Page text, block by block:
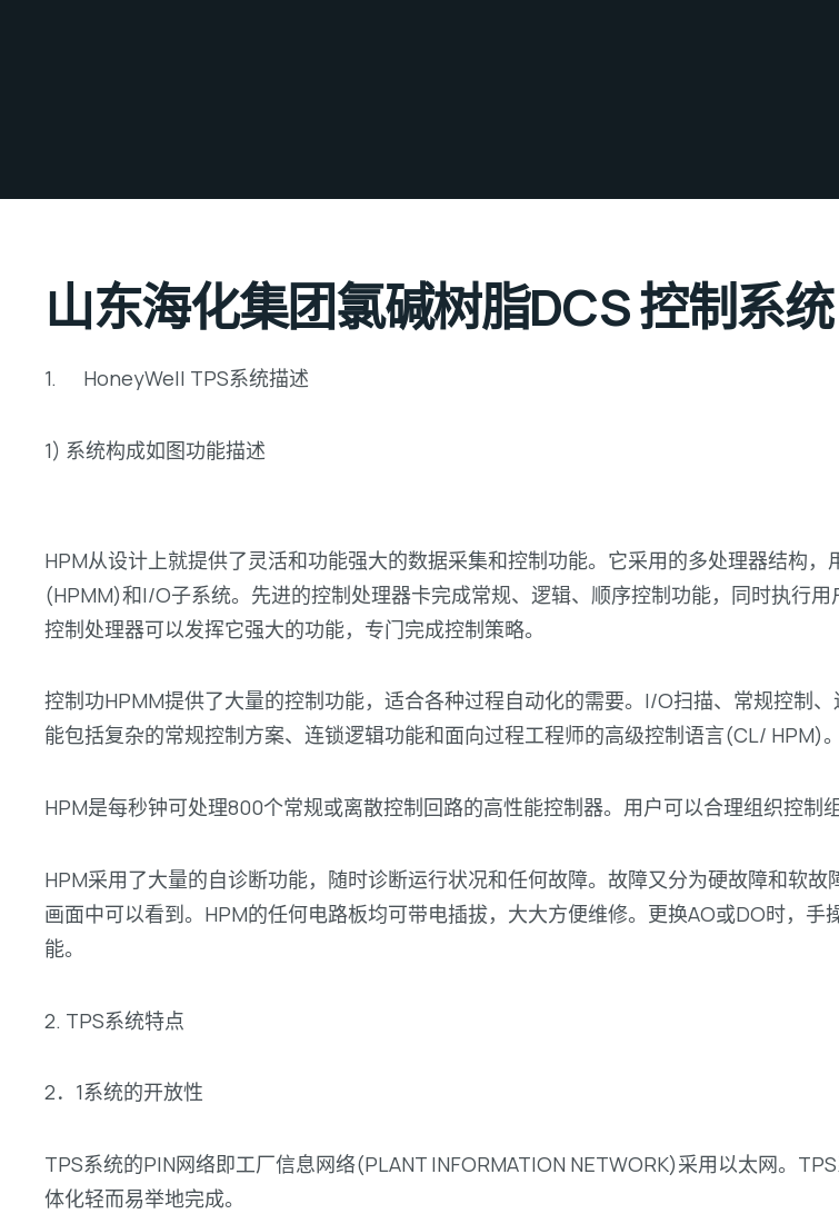
山东海化集团氯碱树脂DCS 控制系统
1. HoneyWell TPS系统描述
1) 系统构成如图功能描述
HPM从设计上就提供了灵活和功能强大的数据采集和控制功能。它采用的多处理器结构
(HPMM)和I/O子系统。先进的控制处理器卡完成常规、逻辑、顺序控制功能，同时执行
控制处理器可以发挥它强大的功能，专门完成控制策略。
控制功HPMM提供了大量的控制功能，适合各种过程自动化的需要。I/O扫描、常规控制
能包括复杂的常规控制方案、连锁逻辑功能和面向过程工程师的高级控制语言(CL/ HPM)。
HPM是每秒钟可处理800个常规或离散控制回路的高性能控制器。用户可以合理组织控制
HPM采用了大量的自诊断功能，随时诊断运行状况和任何故障。故障又分为硬故障和软
画面中可以看到。HPM的任何电路板均可带电插拔，大大方便维修。更换AO或DO时，
能。
2. TPS系统特点
2．1系统的开放性
TPS系统的PIN网络即工厂信息网络(PLANT INFORMATION NETWORK)采用以太网。
体化轻而易举地完成。